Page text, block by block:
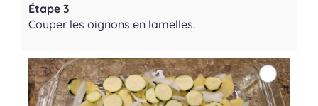
Étape 3
Couper les oignons en lamelles.